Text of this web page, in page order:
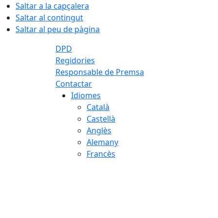
Saltar a la capçalera
Saltar al contingut
Saltar al peu de pàgina
DPD
Regidories
Responsable de Premsa
Contactar
Idiomes
Català
Castellà
Anglès
Alemany
Francès